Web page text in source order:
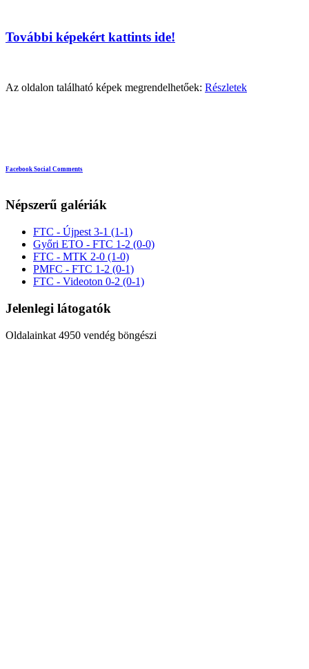
További képekért kattints ide!
Az oldalon található képek megrendelhetőek: Részletek
Facebook Social Comments
Népszerű galériák
FTC - Újpest 3-1 (1-1)
Győri ETO - FTC 1-2 (0-0)
FTC - MTK 2-0 (1-0)
PMFC - FTC 1-2 (0-1)
FTC - Videoton 0-2 (0-1)
Jelenlegi látogatók
Oldalainkat 4950 vendég böngészi